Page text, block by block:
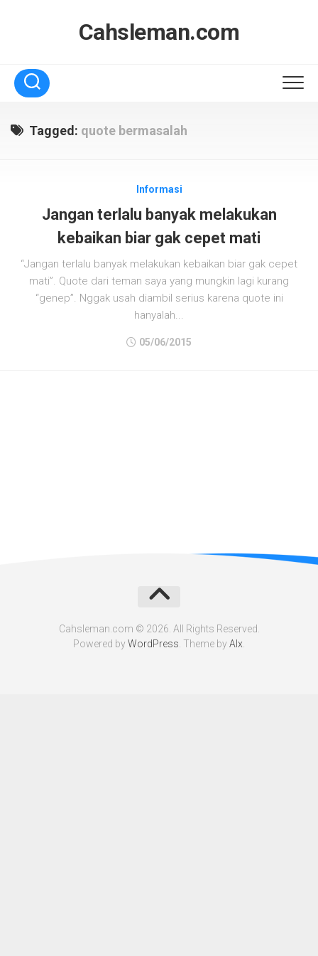
Cahsleman.com
Tagged: quote bermasalah
Informasi
Jangan terlalu banyak melakukan
kebaikan biar gak cepet mati
“Jangan terlalu banyak melakukan kebaikan biar gak cepet
mati”. Quote dari teman saya yang mungkin lagi kurang
“genep”. Nggak usah diambil serius karena quote ini
hanyalah...
05/06/2015
Cahsleman.com © 2026. All Rights Reserved.
Powered byWordPress . Theme byAlx